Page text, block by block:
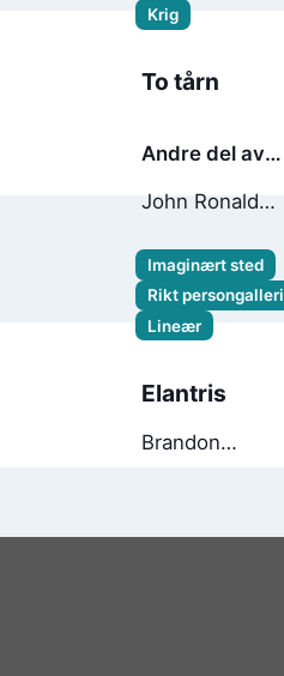
Krig
To tårn
Andre del av
John Ronald
Imaginært sted
Rikt persongalleri
Lineær
Elantris
Brandon